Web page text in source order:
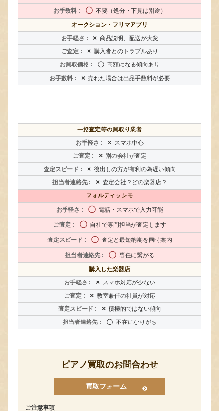
〇 不要（処分・下見は別途）
オークション・フリマアプリ
× 商品説明、配送が大変
× 購入者とのトラブルあり
〇 高額になる傾向あり
× 売れた場合は出品手数料が必要
一括査定等の買取り業者
× スマホ中心
× 別の会社が査定
× 後出しの方が有利の為遅い傾向
× 査定会社？どの楽器店？
フォルティッシモ
〇 電話・スマホで入力可能
〇 自社で専門担当が査定します
〇 査定と最短納期を同時案内
〇 専任に繋がる
購入した楽器店
× スマホ対応が少ない
× 教室兼任の社員が対応
× 積極的ではない傾向
〇 不在になりがち
ピアノ買取のお問合わせ
買取フォーム
ご注意事項